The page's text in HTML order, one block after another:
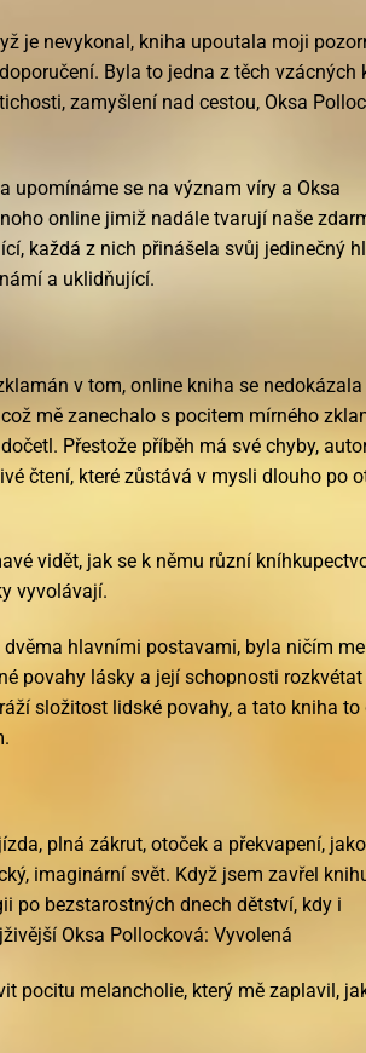
je nevykonal, kniha upoutala moji
Byla to jedna z těch vzácných
zamyšlení nad cestou, Oksa
upomínáme se na význam víry a Oksa
online jimiž nadále tvarují naše
každá z nich přinášela svůj jedinečný
a uklidňující.
v tom, online kniha se
mě zanechalo s pocitem mírného
Přestože příběh má své chyby,
čtení, které zůstává v mysli dlouho po
vidět, jak se k němu různí
vyvolávají.
hlavními postavami, byla ničím
povahy lásky a její schopnosti rozkvétat
složitost lidské povahy, a tato kniha to
plná zákrut, otoček a překvapení, jako
imaginární svět. Když jsem zavřel
po bezstarostných dnech dětství, kdy i
Oksa Pollocková: Vyvolená
pocitu melancholie, který mě zaplavil,